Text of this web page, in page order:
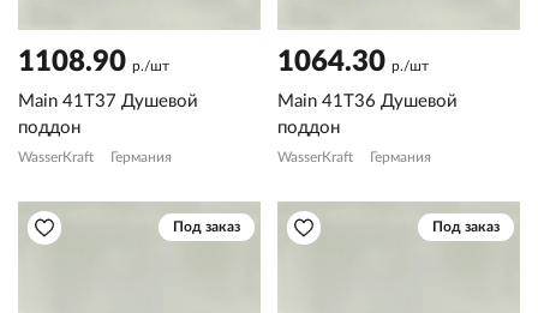
1108.90 р./шт
Main 41T37 Душевой
поддон
WasserKraft Германия
1064.30 р./шт
Main 41T36 Душевой
поддон
WasserKraft Германия
Под заказ Под заказ